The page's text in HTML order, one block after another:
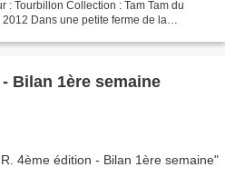
: Tourbillon Collection : Tam Tam du
Dans une petite ferme de la
Bilan 1ère semaine